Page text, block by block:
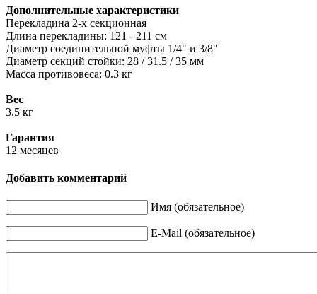
Дополнительные характеристики
Перекладина 2-х секционная
Длина перекладины: 121 - 211 см
Диаметр соединительной муфты 1/4" и 3/8"
Диаметр секций стойки: 28 / 31.5 / 35 мм
Масса противовеса: 0.3 кг
Вес
3.5 кг
Гарантия
12 месяцев
Добавить комментарий
Имя (обязательное)
E-Mail (обязательное)